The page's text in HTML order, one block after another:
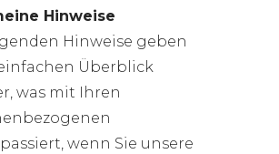
Hinweise
Hinweise geben
Überblick
was mit Ihren
wenn Sie unsere